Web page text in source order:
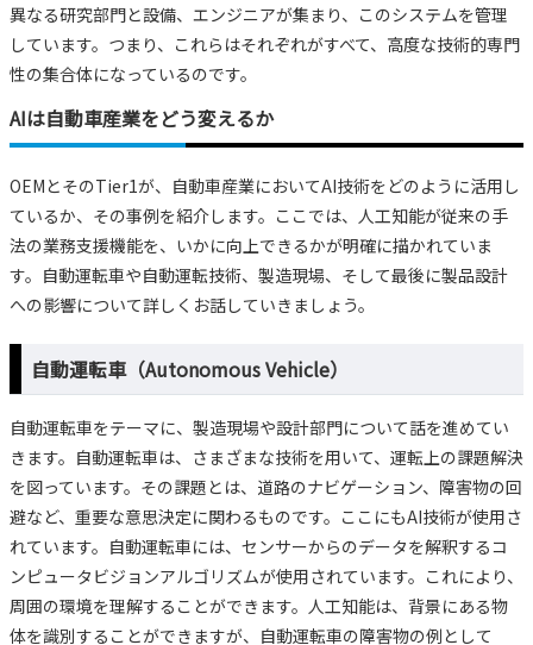
異なる研究部門と設備、エンジニアが集まり、このシステムを管理
しています。つまり、これらはそれぞれがすべて、高度な技術的専門
性の集合体になっているのです。
AIは自動車産業をどう変えるか
OEMとそのTier1が、自動車産業においてAI技術をどのように活用し
ているか、その事例を紹介します。ここでは、人工知能が従来の手
法の業務支援機能を、いかに向上できるかが明確に描かれていま
す。自動運転車や自動運転技術、製造現場、そして最後に製品設計
への影響について詳しくお話していきましょう。
自動運転車（Autonomous Vehicle）
自動運転車をテーマに、製造現場や設計部門について話を進めてい
きます。自動運転車は、さまざまな技術を用いて、運転上の課題解決
を図っています。その課題とは、道路のナビゲーション、障害物の回
避など、重要な意思決定に関わるものです。ここにもAI技術が使用さ
れています。自動運転車には、センサーからのデータを解釈するコ
ンピュータビジョンアルゴリズムが使用されています。これにより、
周囲の環境を理解することができます。人工知能は、背景にある物
体を識別することができますが、自動運転車の障害物の例として